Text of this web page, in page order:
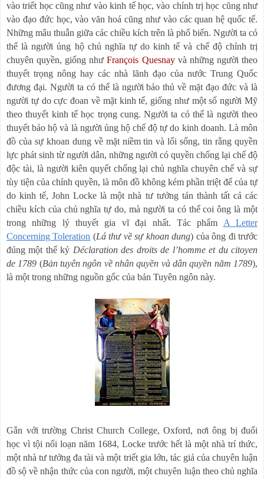
vào triết học cũng như vào kinh tế học, vào chính trị học cũng như
vào đạo đức học, vào văn hoá cũng như vào các quan hệ quốc tế.
Những mâu thuẫn giữa các chiều kích trên là phổ biến. Người ta có
thể là người ủng hộ chủ nghĩa tự do kinh tế và chế độ chính trị
chuyên quyền, giống nhưFrançois Quesnayvà những người theo
thuyết trọng nông hay các nhà lãnh đạo của nước Trung Quốc
đương đại. Người ta có thể là người bảo thủ về mặt đạo đức và là
người tự do cực đoan về mặt kinh tế, giống như một số người Mỹ
theo thuyết kinh tế học trọng cung. Người ta có thể là người theo
thuyết bảo hộ và là người ủng hộ chế độ tự do kinh doanh. Là môn
đồ của sự khoan dung về mặt niềm tin và lối sống, tin rằng quyền
lực phát sinh từ người dân, những người có quyền chống lại chế độ
độc tài, là người kiên quyết chống lại chủ nghĩa chuyên chế và sự
tùy tiện của chính quyền, là môn đồ không kém phần triệt để của tự
do kinh tế, John Locke là một nhà tư tưởng tán thành tất cả các
chiều kích của chủ nghĩa tự do, mà người ta có thể coi ông là một
trong những lý thuyết gia vĩ đại nhất. Tác phẩm A Letter
Concerning Toleration (Lá thư về sự khoan dung) của ông đi trước
đúng một thế kỷ Déclaration des droits de l’homme et du citoyen
de 1789 (Bản tuyên ngôn về nhân quyền và dân quyền năm 1789),
là một trong những nguồn gốc của bản Tuyên ngôn này.
Gắn với trường Christ Church College, Oxford, nơi ông bị đuổi
học vì tội nổi loạn năm 1684, Locke trước hết là một nhà trí thức,
một nhà tư tưởng đa tài và một triết gia lớn, tác giả của chuyên luận
đồ sộ về nhận thức của con người, một chuyên luận theo chủ nghĩa